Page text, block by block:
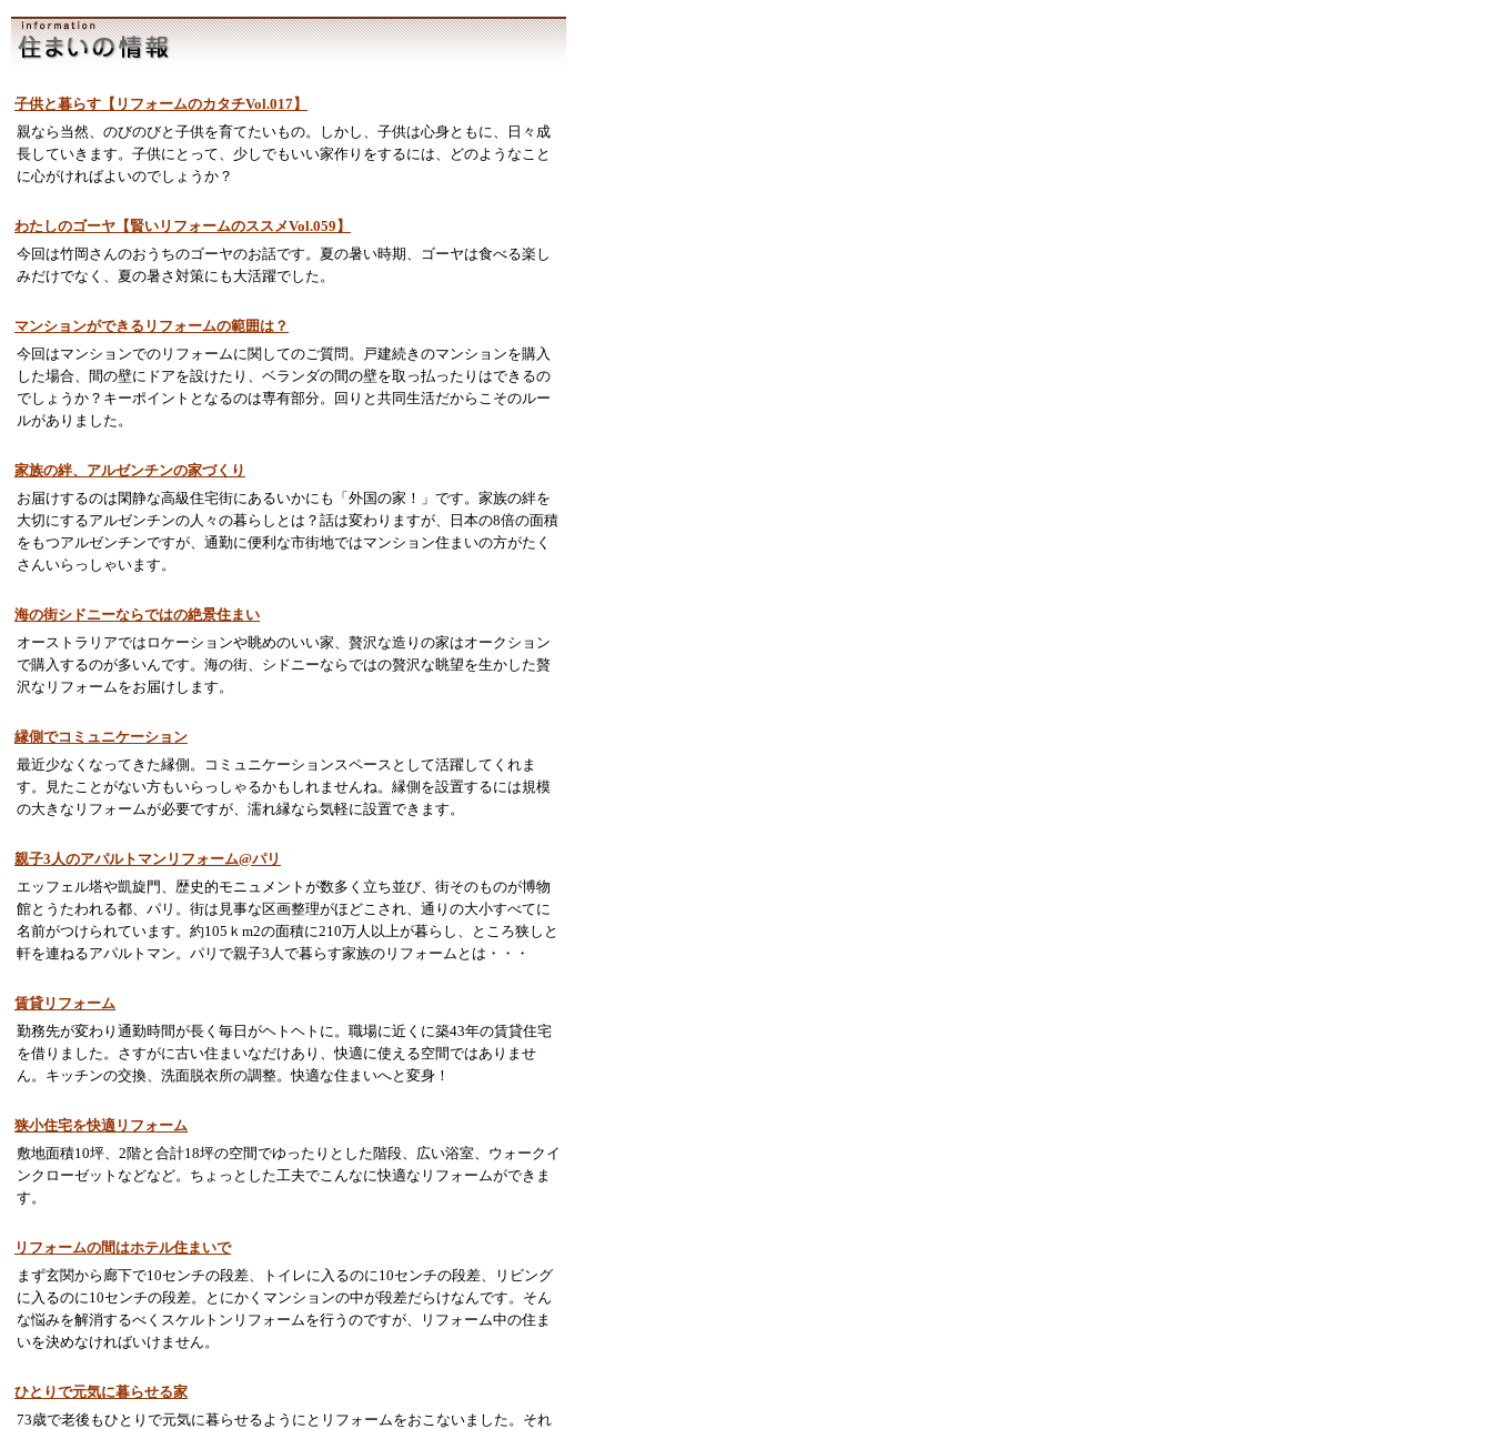
子供と暮らす【リフォームのカタチVol.017】
親なら当然、のびのびと子供を育てたいもの。しかし、子供は心身ともに、日々成
長していきます。子供にとって、少しでもいい家作りをするには、どのようなこと
に心がければよいのでしょうか？
わたしのゴーヤ【賢いリフォームのススメVol.059】
今回は竹岡さんのおうちのゴーヤのお話です。夏の暑い時期、ゴーヤは食べる楽し
みだけでなく、夏の暑さ対策にも大活躍でした。
マンションができるリフォームの範囲は？
今回はマンションでのリフォームに関してのご質問。戸建続きのマンションを購入
した場合、間の壁にドアを設けたり、ベランダの間の壁を取っ払ったりはできるの
でしょうか？キーポイントとなるのは専有部分。回りと共同生活だからこそのルー
ルがありました。
家族の絆、アルゼンチンの家づくり
お届けするのは閑静な高級住宅街にあるいかにも「外国の家！」です。家族の絆を
大切にするアルゼンチンの人々の暮らしとは？話は変わりますが、日本の8倍の面積
をもつアルゼンチンですが、通勤に便利な市街地ではマンション住まいの方がたく
さんいらっしゃいます。
海の街シドニーならではの絶景住まい
オーストラリアではロケーションや眺めのいい家、贅沢な造りの家はオークション
で購入するのが多いんです。海の街、シドニーならではの贅沢な眺望を生かした贅
沢なリフォームをお届けします。
縁側でコミュニケーション
最近少なくなってきた縁側。コミュニケーションスペースとして活躍してくれま
す。見たことがない方もいらっしゃるかもしれませんね。縁側を設置するには規模
の大きなリフォームが必要ですが、濡れ縁なら気軽に設置できます。
親子3人のアパルトマンリフォーム@パリ
エッフェル塔や凱旋門、歴史的モニュメントが数多く立ち並び、街そのものが博物
館とうたわれる都、パリ。街は見事な区画整理がほどこされ、通りの大小すべてに
名前がつけられています。約105ｋm2の面積に210万人以上が暮らし、ところ狭しと
軒を連ねるアパルトマン。パリで親子3人で暮らす家族のリフォームとは・・・
賃貸リフォーム
勤務先が変わり通勤時間が長く毎日がヘトヘトに。職場に近くに築43年の賃貸住宅
を借りました。さすがに古い住まいなだけあり、快適に使える空間ではありませ
ん。キッチンの交換、洗面脱衣所の調整。快適な住まいへと変身！
狭小住宅を快適リフォーム
敷地面積10坪、2階と合計18坪の空間でゆったりとした階段、広い浴室、ウォークイ
ンクローゼットなどなど。ちょっとした工夫でこんなに快適なリフォームができま
す。
リフォームの間はホテル住まいで
まず玄関から廊下で10センチの段差、トイレに入るのに10センチの段差、リビング
に入るのに10センチの段差。とにかくマンションの中が段差だらけなんです。そん
な悩みを解消するべくスケルトンリフォームを行うのですが、リフォーム中の住ま
いを決めなければいけません。
ひとりで元気に暮らせる家
73歳で老後もひとりで元気に暮らせるようにとリフォームをおこないました。それ